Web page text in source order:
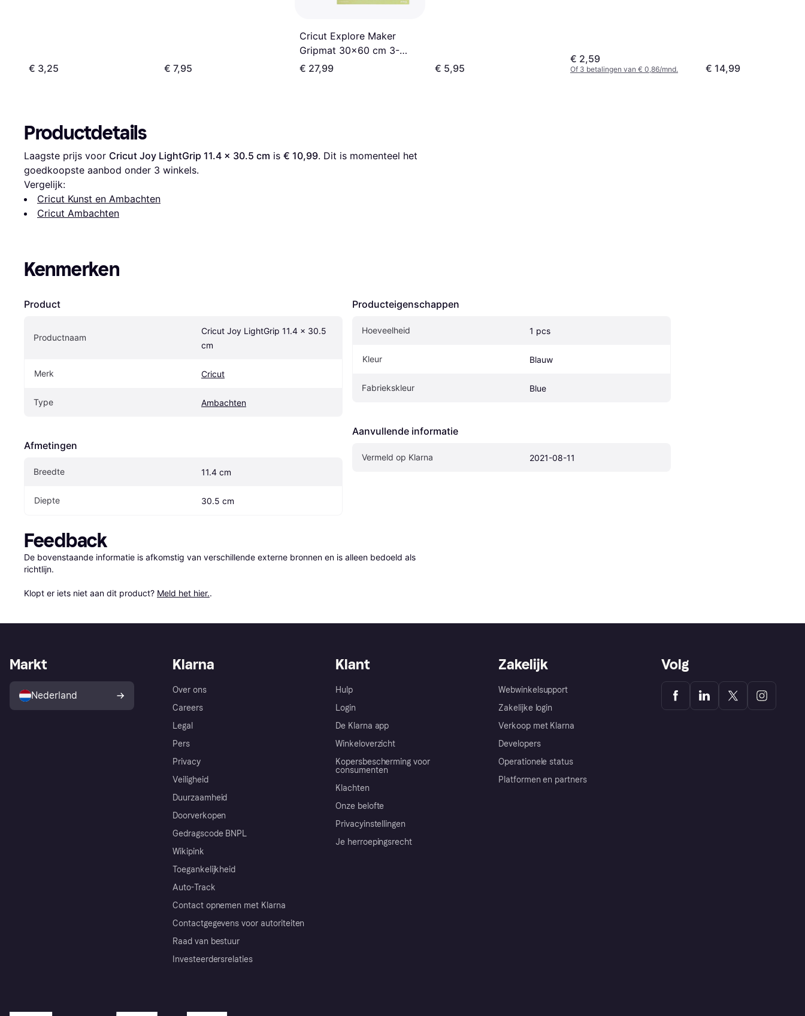
€ 3,25 € 7,95
Cricut Explore Maker
Gripmat 30x60 cm 3-
pack
€ 27,99 € 5,95
€ 2,59
Of 3 betalingen van € 0,86/mnd. € 14,99
Productdetails
Laagste prijs voor Cricut Joy LightGrip 11.4 x 30.5 cm is € 10,99. Dit is momenteel het
goedkoopste aanbod onder 3 winkels.
Vergelijk:
Cricut Kunst en Ambachten
Cricut Ambachten
Kenmerken
Product
Productnaam
Cricut Joy LightGrip 11.4 x 30.5
cm
Merk Cricut
Type Ambachten
Afmetingen
Breedte 11.4 cm
Diepte 30.5 cm
Producteigenschappen
Hoeveelheid 1 pcs
Kleur Blauw
Fabriekskleur Blue
Aanvullende informatie
Vermeld op Klarna 2021-08-11
Feedback
De bovenstaande informatie is afkomstig van verschillende externe bronnen en is alleen bedoeld als
richtlijn.
Klopt er iets niet aan dit product? Meld het hier..
Klarna
Over ons
Careers
Legal
Pers
Privacy
Veiligheid
Duurzaamheid
Doorverkopen
Gedragscode BNPL
Wikipink
Toegankelijkheid
Auto-Track
Contact opnemen met Klarna
Contactgegevens voor autoriteiten
Raad van bestuur
Investeerdersrelaties
Klant
Hulp
Login
De Klarna app
Winkeloverzicht
Kopersbescherming voor
consumenten
Klachten
Onze belofte
Privacyinstellingen
Je herroepingsrecht
Zakelijk
Webwinkelsupport
Zakelijke login
Verkoop met Klarna
Developers
Operationele status
Platformen en partners
Markt
Nederland
Volg